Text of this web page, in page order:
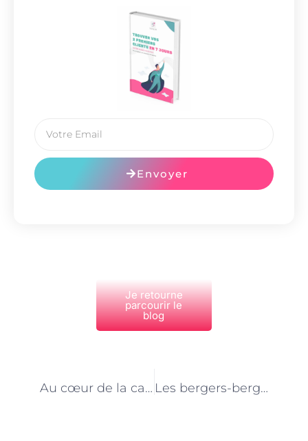
Envoyer
Je retourne
parcourir le
blog
Au cœur de la capitale : La vie trépidante des bergers-bergères parisiens Les bergers-bergères à Paris : Entre préservation du patrimoine et biodiversité